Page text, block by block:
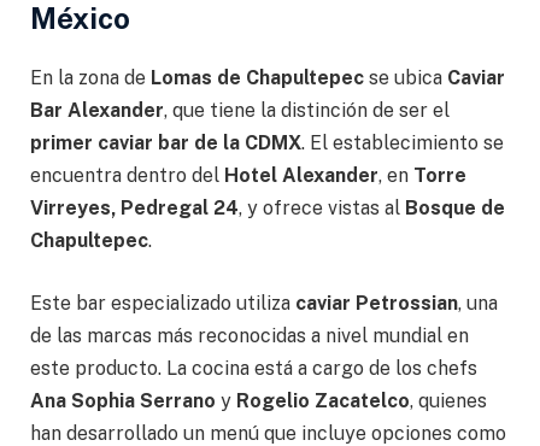
México
En la zona de Lomas de Chapultepec se ubica Caviar
Bar Alexander, que tiene la distinción de ser el
primer caviar bar de la CDMX. El establecimiento se
encuentra dentro del Hotel Alexander, en Torre
Virreyes, Pedregal 24, y ofrece vistas al Bosque de
Chapultepec.
Este bar especializado utiliza caviar Petrossian, una
de las marcas más reconocidas a nivel mundial en
este producto. La cocina está a cargo de los chefs
Ana Sophia Serrano y Rogelio Zacatelco, quienes
han desarrollado un menú que incluye opciones como